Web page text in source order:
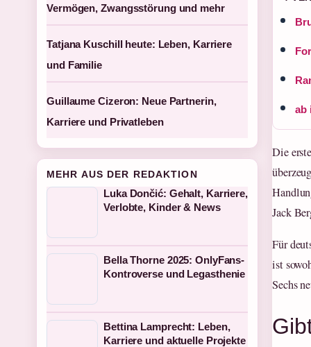
ab
Die
Jack
Für
ist
Sechs
Vermögen, Zwangsstörung und mehr
Tatjana Kuschill heute: Leben, Karriere
und Familie
Guillaume Cizeron: Neue Partnerin,
Karriere und Privatleben
MEHR AUS DER REDAKTION
Luka Dončić: Gehalt, Karriere,
Verlobte, Kinder & News
Bella Thorne 2025: OnlyFans-
Kontroverse und Legasthenie
Bettina Lamprecht: Leben,
Karriere und aktuelle Projekte